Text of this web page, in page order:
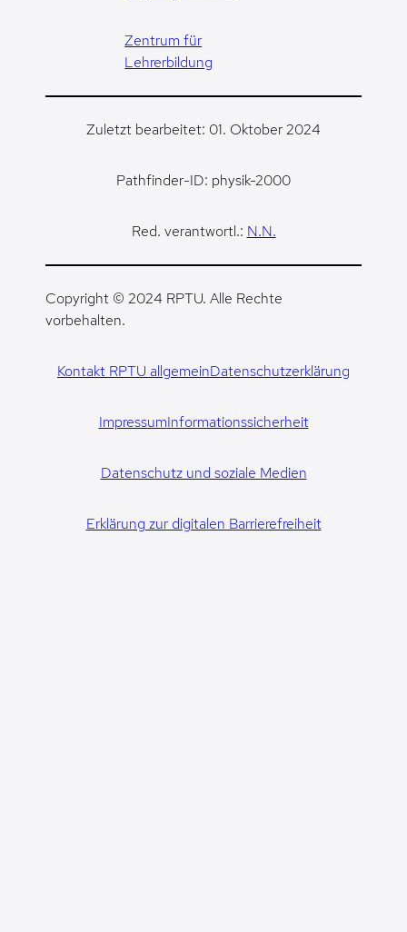
Zentrum für
Lehrerbildung
Zuletzt bearbeitet: 01. Oktober 2024
Pathfinder-ID: physik-2000
Red. verantwortl.: N.N.
Copyright © 2024 RPTU. Alle Rechte
vorbehalten.
Kontakt RPTU allgemeinDatenschutzerklärung
ImpressumInformationssicherheit
Datenschutz und soziale Medien
Erklärung zur digitalen Barrierefreiheit